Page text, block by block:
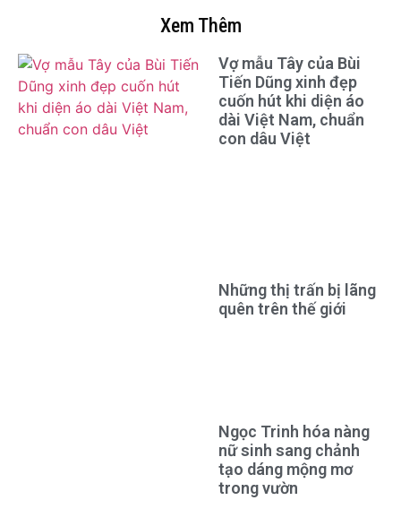
Xem Thêm
Vợ mẫu Tây của Bùi
Tiến Dũng xinh đẹp
cuốn hút khi diện áo
dài Việt Nam, chuẩn
con dâu Việt
Những thị trấn bị lãng
quên trên thế giới
Ngọc Trinh hóa nàng
nữ sinh sang chảnh
tạo dáng mộng mơ
trong vườn